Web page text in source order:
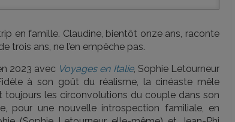
en famille. Claudine, bientôt onze ans, raconte
trois ans, ne l’en empêche pas.
2023 avec Voyages en Italie, Sophie Letourneur
à son goût du réalisme, la cinéaste mêle
les circonvolutions du couple dans son
pour une nouvelle introspection familiale, en